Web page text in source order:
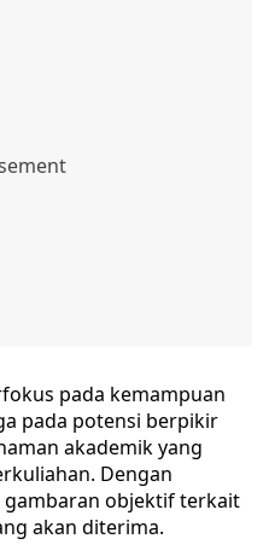
pada kemampuan
pada potensi berpikir
akademik yang
Dengan
gambaran objektif terkait
akan diterima.